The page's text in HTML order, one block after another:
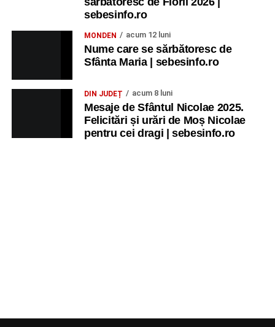
sebesinfo.ro
MONDEN acum 12 luni
Nume care se sărbătoresc de
Sfânta Maria | sebesinfo.ro
DIN JUDEȚ acum 8 luni
Mesaje de Sfântul Nicolae 2025.
Felicitări și urări de Moș Nicolae
pentru cei dragi | sebesinfo.ro